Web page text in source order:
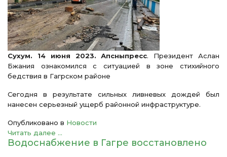
Сухум. 14 июня 2023. Апсныпресс. Президент Аслан
Бжания ознакомился с ситуацией в зоне стихийного
бедствия в Гагрском районе
Сегодня в результате сильных ливневых дождей был
нанесен серьезный ущерб районной инфраструктуре.
Опубликовано в Новости
Читать далее ...
Водоснабжение в Гагре восстановлено